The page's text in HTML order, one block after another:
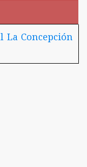
La Concepción